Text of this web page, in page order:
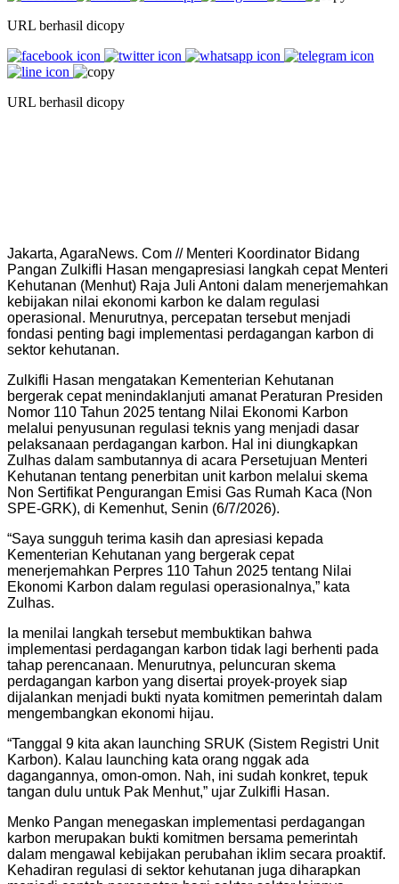
URL berhasil dicopy
URL berhasil dicopy
Jakarta, AgaraNews. Com // Menteri Koordinator Bidang
Pangan Zulkifli Hasan mengapresiasi langkah cepat Menteri
Kehutanan (Menhut) Raja Juli Antoni dalam menerjemahkan
kebijakan nilai ekonomi karbon ke dalam regulasi
operasional. Menurutnya, percepatan tersebut menjadi
fondasi penting bagi implementasi perdagangan karbon di
sektor kehutanan.
Zulkifli Hasan mengatakan Kementerian Kehutanan
bergerak cepat menindaklanjuti amanat Peraturan Presiden
Nomor 110 Tahun 2025 tentang Nilai Ekonomi Karbon
melalui penyusunan regulasi teknis yang menjadi dasar
pelaksanaan perdagangan karbon. Hal ini diungkapkan
Zulhas dalam sambutannya di acara Persetujuan Menteri
Kehutanan tentang penerbitan unit karbon melalui skema
Non Sertifikat Pengurangan Emisi Gas Rumah Kaca (Non
SPE-GRK), di Kemenhut, Senin (6/7/2026).
“Saya sungguh terima kasih dan apresiasi kepada
Kementerian Kehutanan yang bergerak cepat
menerjemahkan Perpres 110 Tahun 2025 tentang Nilai
Ekonomi Karbon dalam regulasi operasionalnya,” kata
Zulhas.
Ia menilai langkah tersebut membuktikan bahwa
implementasi perdagangan karbon tidak lagi berhenti pada
tahap perencanaan. Menurutnya, peluncuran skema
perdagangan karbon yang disertai proyek-proyek siap
dijalankan menjadi bukti nyata komitmen pemerintah dalam
mengembangkan ekonomi hijau.
“Tanggal 9 kita akan launching SRUK (Sistem Registri Unit
Karbon). Kalau launching kata orang nggak ada
dagangannya, omon-omon. Nah, ini sudah konkret, tepuk
tangan dulu untuk Pak Menhut,” ujar Zulkifli Hasan.
Menko Pangan menegaskan implementasi perdagangan
karbon merupakan bukti komitmen bersama pemerintah
dalam mengawal kebijakan perubahan iklim secara proaktif.
Kehadiran regulasi di sektor kehutanan juga diharapkan